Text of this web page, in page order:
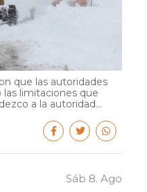
que las autoridades
limitaciones que
a la autoridad...
Sáb 8. Ago